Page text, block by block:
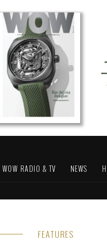
WOW RADIO & TV NEWS
FEATURES